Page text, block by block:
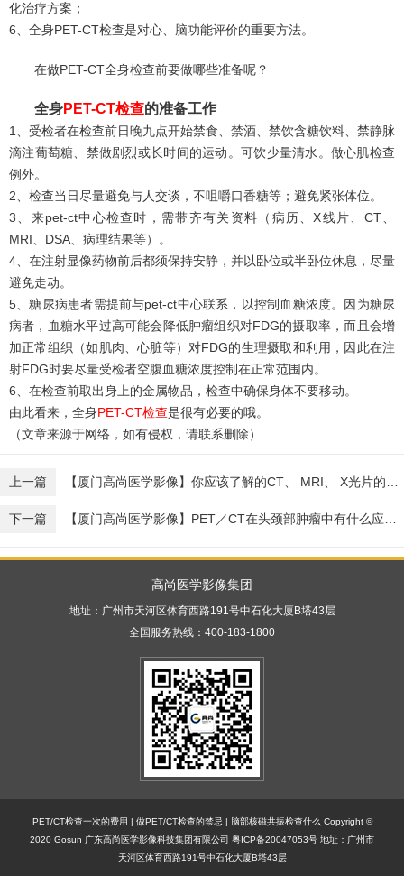
化治疗方案；
6、全身PET-CT检查是对心、脑功能评价的重要方法。
在做PET-CT全身检查前要做哪些准备呢？
全身PET-CT检查的准备工作
1、受检者在检查前日晚九点开始禁食、禁酒、禁饮含糖饮料、禁静脉
滴注葡萄糖、禁做剧烈或长时间的运动。可饮少量清水。做心肌检查
例外。
2、检查当日尽量避免与人交谈，不咀嚼口香糖等；避免紧张体位。
3、来pet-ct中心检查时，需带齐有关资料（病历、X线片、CT、
MRI、DSA、病理结果等）。
4、在注射显像药物前后都须保持安静，并以卧位或半卧位休息，尽量
避免走动。
5、糖尿病患者需提前与pet-ct中心联系，以控制血糖浓度。因为糖尿
病者，血糖水平过高可能会降低肿瘤组织对FDG的摄取率，而且会增
加正常组织（如肌肉、心脏等）对FDG的生理摄取和利用，因此在注
射FDG时要尽量受检者空腹血糖浓度控制在正常范围内。
6、在检查前取出身上的金属物品，检查中确保身体不要移动。
由此看来，全身PET-CT检查是很有必要的哦。
（文章来源于网络，如有侵权，请联系删除）
上一篇 【厦门高尚医学影像】你应该了解的CT、 MRI、 X光片的知识
下一篇 【厦门高尚医学影像】PET／CT在头颈部肿瘤中有什么应用？
高尚医学影像集团
地址：广州市天河区体育西路191号中石化大厦B塔43层
全国服务热线：400-183-1800
PET/CT检查一次的费用 | 做PET/CT检查的禁忌 | 脑部核磁共振检查什么 Copyright ©
2020 Gosun 广东高尚医学影像科技集团有限公司 粤ICP备20047053号 地址：广州市
天河区体育西路191号中石化大厦B塔43层